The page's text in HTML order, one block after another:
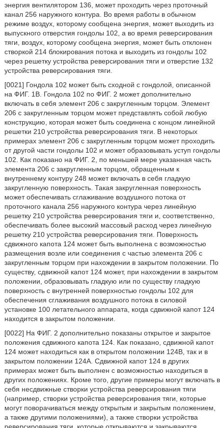
энергия вентилятором 136, может проходить через проточный
канал 256 наружного контура. Во время работы в обычном
режиме воздух, которому сообщена энергия, может выходить из
выпускного отверстия гондолы 102, а во время реверсирования
тяги, воздух, которому сообщена энергия, может быть отклонен
створкой 214 блокирования потока и выходить из гондолы 102
через решетку устройства реверсирования тяги и отверстие 132
устройства реверсирования тяги.
[0021] Гондола 102 может быть сходной с гондолой, описанной
на ФИГ. 1В. Гондола 102 по ФИГ. 2 может дополнительно
включать в себя элемент 206 с закругленным торцом. Элемент
206 с закругленным торцом может представлять собой любую
конструкцию, которая может быть соединена с концом линейной
решетки 210 устройства реверсирования тяги. В некоторых
примерах элемент 206 с закругленным торцом может проходить
от другой части гондолы 102 и может образовывать уступ гондолы
102. Как показано на ФИГ. 2, по меньшей мере указанная часть
элемента 206 с закругленным торцом, обращенным к
внутреннему контуру 248 может включать в себя гладкую
закругленную поверхность. Такая закругленная поверхность
может обеспечивать сглаживание воздушного потока от
проточного канала 256 наружного контура через линейную
решетку 210 устройства реверсирования тяги и, соответственно,
обеспечивать более высокий массовый расход через линейную
решетку 210 устройства реверсирования тяги. Поверхность
сдвижного капота 124 может быть выполнена с возможностью
размещения возле или соединения с частью элемента 206 с
закругленным торцом при нахождении в закрытом положении. По
существу, сдвижной капот 124 может, при нахождении в закрытом
положении, образовывать гладкую или по существу гладкую
поверхность с внутренней поверхностью гондолы 102 для
обеспечения сглаживания воздушного потока в силовой
установке 100 летательного аппарата, когда сдвижной капот 124
находится в закрытом положении.
[0022] На ФИГ. 2 дополнительно показаны открытое и закрытое
положения сдвижного капота 124. Как показано, сдвижной капот
124 может находиться как в открытом положении 124В, так и в
закрытом положении 124А. Сдвижной капот 124 в других
примерах может быть выполнен с возможностью находиться в
других положениях. Кроме того, другие примеры могут включать в
себя несдвижные створки устройства реверсирования тяги
(например, створки устройства реверсирования тяги, которые
могут поворачиваться между открытым и закрытым положением,
а также другими положениями), а также створки устройства